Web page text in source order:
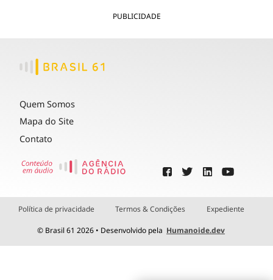
PUBLICIDADE
Quem Somos
Mapa do Site
Contato
Política de privacidade Termos & Condições Expediente
© Brasil 61 2026 • Desenvolvido pela Humanoide.dev